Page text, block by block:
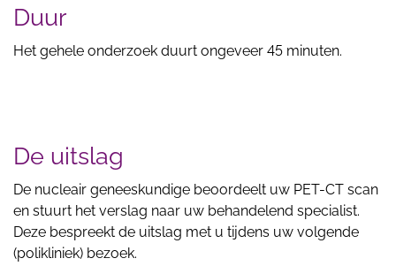
Duur
Het gehele onderzoek duurt ongeveer 45 minuten.
De uitslag
De nucleair geneeskundige beoordeelt uw PET-CT scan
en stuurt het verslag naar uw behandelend specialist.
Deze bespreekt de uitslag met u tijdens uw volgende
(polikliniek) bezoek.